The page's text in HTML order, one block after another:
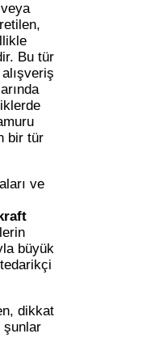
Bu tür
bir tür
ve
büyük
dikkat
şunlar